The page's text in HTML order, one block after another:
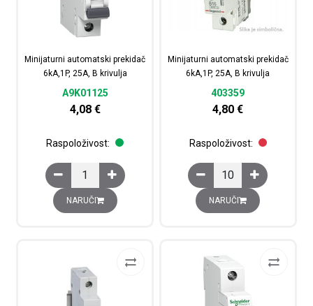
Minijaturni automatski prekidač
6kA,1P, 25A, B krivulja
A9K01125
4,08 €
Raspoloživost:
Minijaturni automatski prekidač 6kA,1P, 25A, B krivulja
NARUČI
Minijaturni automatski prekidač
6kA,1P, 25A, B krivulja
403359
4,80€
Raspoloživost:
Minijaturni
NARUČI